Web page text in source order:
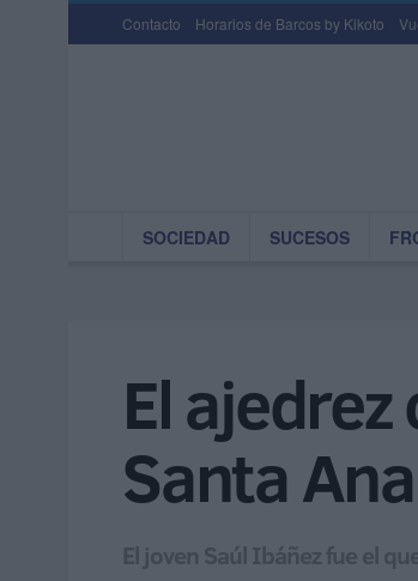
Contacto Horarios de Barcos by Kikoto
SOCIEDAD SUCESOS
El
Santa
El joven Saúl Ibáñez fue el